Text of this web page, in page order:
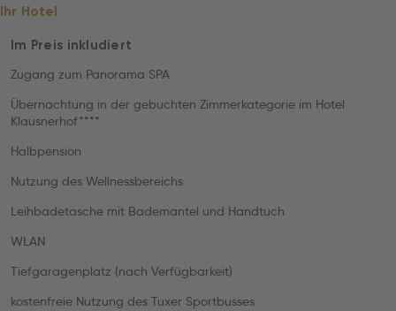
Ihr Hotel
Im Preis inkludiert
Zugang zum Panorama SPA
Übernachtung in der gebuchten Zimmerkategorie im Hotel
Klausnerhof****
Halbpension
Nutzung des Wellnessbereichs
Leihbadetasche mit Bademantel und Handtuch
WLAN
Tiefgaragenplatz (nach Verfügbarkeit)
kostenfreie Nutzung des Tuxer Sportbusses